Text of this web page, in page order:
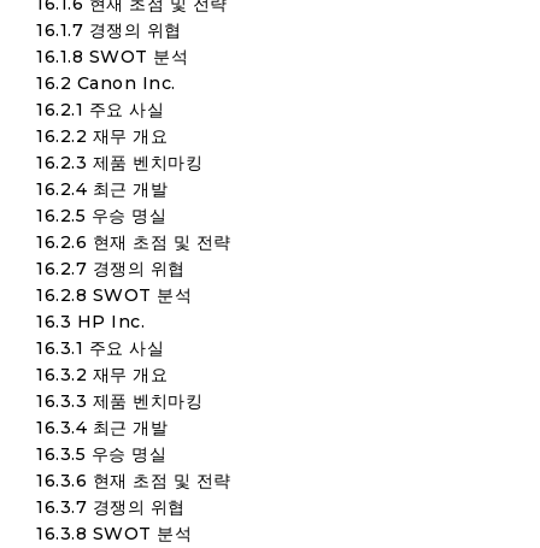
16.1.7 경쟁의 위협
16.1.8 SWOT 분석
16.2 Canon Inc.
16.2.1 주요 사실
16.2.2 재무 개요
16.2.3 제품 벤치마킹
16.2.4 최근 개발
16.2.5 우승 명실
16.2.6 현재 초점 및 전략
16.2.7 경쟁의 위협
16.2.8 SWOT 분석
16.3 HP Inc.
16.3.1 주요 사실
16.3.2 재무 개요
16.3.3 제품 벤치마킹
16.3.4 최근 개발
16.3.5 우승 명실
16.3.6 현재 초점 및 전략
16.3.7 경쟁의 위협
16.3.8 SWOT 분석